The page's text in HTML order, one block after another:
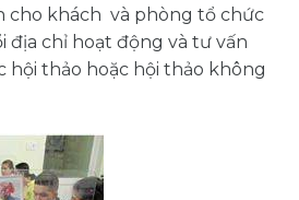
cho khách và phòng tổ chức
chỉ hoạt động và tư vấn
thảo hoặc hội thảo không